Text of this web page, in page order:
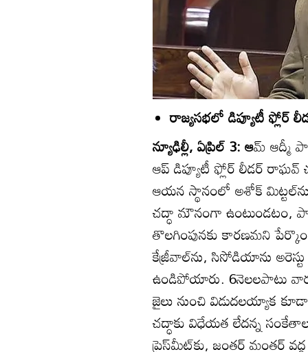
రాజ్యసభలో డిప్యూటీ ఫ్లోర్‌
న్యూఢిల్లీ, ఏప్రిల్‌ 3: ఆమ్‌ ఆద్మీ
ఆప్‌ డిప్యూటీ ఫ్లోర్‌ లీడర్‌ రాఘవ్‌
ఆయన స్థానంలో అశోక్‌
చద్ధా మౌనంగా ఉంటుండటం,
తొలగింపునకు కారణమని
కేజ్రీవాల్‌ను, సిసోడియాను
ఉండిపోయారు. 6నెలలపాటు
జైలు నుంచి విడుదలయ్యాక
చద్ధాకు విధేయత లేదన్న
ప్రెస్‌మీట్‌కు, జంతర్‌ మంతర్‌